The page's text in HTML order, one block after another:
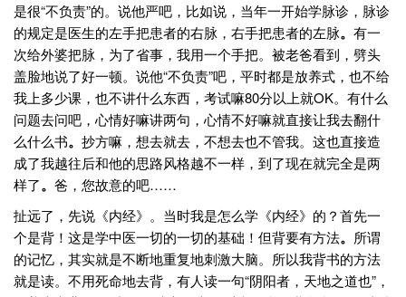
是很“不负责”的。说他严吧，比如说，当年一开始学脉诊，脉诊
的规定是医生的左手把患者的右脉，右手把患者的左脉。 有一
次给外婆把脉，为了省事，我用一个手把。被老爸看到，劈头
盖脸地说了好一顿。说他“不负责”吧，平时都是放养式，也不给
我上多少课，也不讲什么东西，考试嘛80分以上就OK。有什么
问题去问吧，心情好嘛讲两句，心情不好嘛就直接让我去翻什
么什么书。 抄方嘛，想去就去，不想去也不管我。这也直接造
成了我越往后和他的思路风格越不一样，到了现在就完全是两
样了。 爸，您故意的吧……
扯远了，先说《内经》。当时我是怎么学《内经》的？首先一
个是背！这是学中医一切的一切的基础！但背要有方法。 所谓
的记忆，其实就是不断地重复地刺激大脑。所以我背书的方法
就是读。不用死命地去背，有人读一句“阴阳者，天地之道也”，